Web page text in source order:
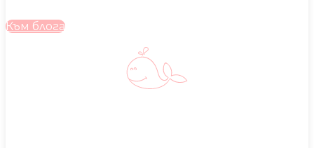
Към блога